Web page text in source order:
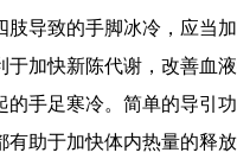
导致的手脚冰冷，应当加
于加快新陈代谢，改善血
的手足寒冷。简单的导引
有助于加快体内热量的释放